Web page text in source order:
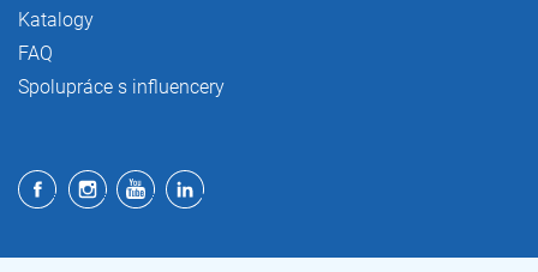
Katalogy
FAQ
Spolupráce s influencery